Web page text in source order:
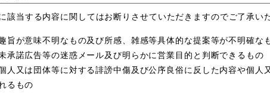
該当する内容に関してはお断りさせていただきますのでご了承い
旨が意味不明なもの及び所感、雑感等具体的な提案等が不明確な
承諾広告等の迷惑メール及び明らかに営業目的と判断できるもの
人又は団体等に対する誹謗中傷及び公序良俗に反した内容や個人
るもの